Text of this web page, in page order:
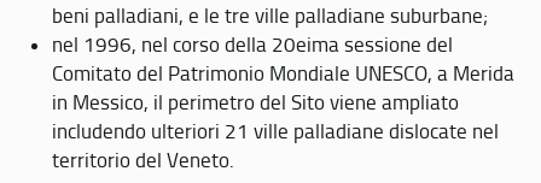
beni palladiani, e le tre ville palladiane suburbane;
nel 1996, nel corso della 20eima sessione del
Comitato del Patrimonio Mondiale UNESCO, a Merida
in Messico, il perimetro del Sito viene ampliato
includendo ulteriori 21 ville palladiane dislocate nel
territorio del Veneto.